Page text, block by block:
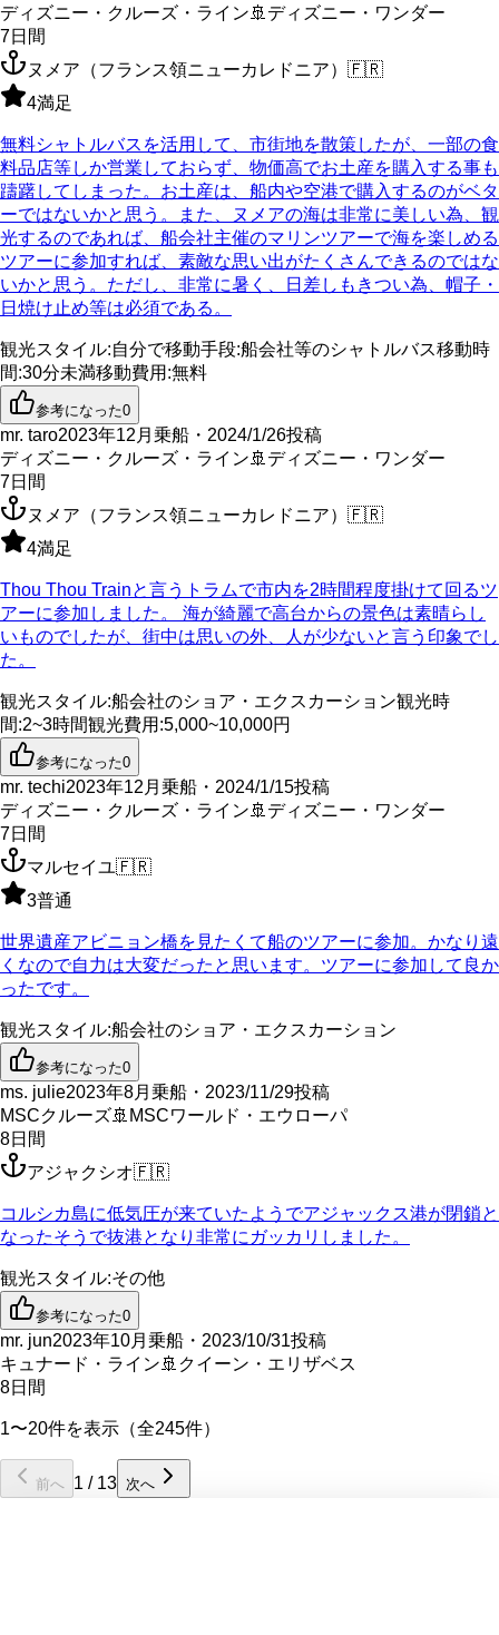
ディズニー・クルーズ・ライン 🚢 ディズニー・ワンダー
7日間
ヌメア（フランス領ニューカレドニア） 🇫🇷
4満足
無料シャトルバスを活用して、市街地を散策したが、一部の食
料品店等しか営業しておらず、物価高でお土産を購入する事も
躊躇してしまった。お土産は、船内や空港で購入するのがベタ
ーではないかと思う。また、ヌメアの海は非常に美しい為、観
光するのであれば、船会社主催のマリンツアーで海を楽しめる
ツアーに参加すれば、素敵な思い出がたくさんできるのではな
いかと思う。ただし、非常に暑く、日差しもきつい為、帽子・
日焼け止め等は必須である。
観光スタイル:自分で移動手段:船会社等のシャトルバス移動時
間:30分未満移動費用 :無料
参考になった0
mr. taro2023年12月乗船・2024/1/26投稿
ディズニー・クルーズ・ライン 🚢 ディズニー・ワンダー
7日間
ヌメア（フランス領ニューカレドニア） 🇫🇷
4満足
Thou Thou Trainと言うトラムで市内を2時間程度掛けて回るツ
アーに参加しました。 海が綺麗で高台からの景色は素晴らし
いものでしたが、街中は思いの外、人が少ないと言う印象でし
た。
観光スタイル:船会社のショア・エクスカーション観光時
間:2~3時間観光費用 :5,000~10,000円
参考になった0
mr. techi2023年12月乗船・2024/1/15投稿
ディズニー・クルーズ・ライン 🚢 ディズニー・ワンダー
7日間
マルセイユ🇫🇷
3普通
世界遺産アビニョン橋を見たくて船のツアーに参加。かなり遠
くなので自力は大変だったと思います。ツアーに参加して良か
ったです。
観光スタイル:船会社のショア・エクスカーション
参考になった0
ms. julie2023年8月乗船・2023/11/29投稿
MSCクルーズ🚢 MSCワールド・エウローパ
8日間
アジャクシオ🇫🇷
コルシカ島に低気圧が来ていたようでアジャックス港が閉鎖と
なったそうで抜港となり非常にガッカリしました。
観光スタイル:その他
参考になった0
mr. jun2023年10月乗船・2023/10/31投稿
キュナード・ライン 🚢 クイーン・エリザベス
8日間
1〜20件を表示（全245件）
前へ 1 / 13 次へ